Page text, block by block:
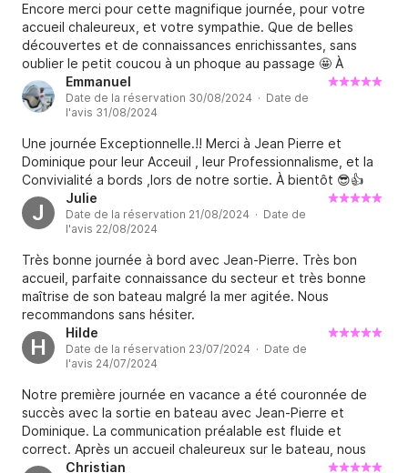
Encore merci pour cette magnifique journée, pour votre
accueil chaleureux, et votre sympathie. Que de belles
découvertes et de connaissances enrichissantes, sans
oublier le petit coucou à un phoque au passage 🤩 À
refaire, avec grand plaisir !
Emmanuel
Date de la réservation 30/08/2024 · Date de
l'avis 31/08/2024
Une journée Exceptionnelle.!! Merci à Jean Pierre et
Dominique pour leur Acceuil , leur Professionnalisme, et la
Convivialité a bords ,lors de notre sortie. À bientôt 😎👍
J
Julie
Date de la réservation 21/08/2024 · Date de
l'avis 22/08/2024
Très bonne journée à bord avec Jean-Pierre. Très bon
accueil, parfaite connaissance du secteur et très bonne
maîtrise de son bateau malgré la mer agitée. Nous
recommandons sans hésiter.
H
Hilde
Date de la réservation 23/07/2024 · Date de
l'avis 24/07/2024
Notre première journée en vacance a été couronnée de
succès avec la sortie en bateau avec Jean-Pierre et
Dominique. La communication préalable est fluide et
correct. Après un accueil chaleureux sur le bateau, nous
avons fait une belle balade dans la baie de Morlaix. Dans
Christian